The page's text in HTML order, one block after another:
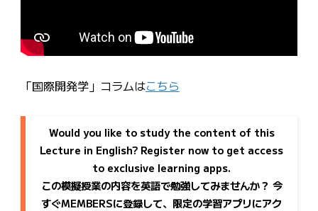
「国際開発学」コラムはこちら
Would you like to study the content of this
Lecture in English? Register now to get access
to exclusive learning apps.
この模擬授業の内容を英語で勉強してみませんか？ 今
すぐMEMBERSに登録して、限定の学習アプリにアク